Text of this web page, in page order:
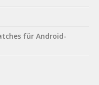
für Android-